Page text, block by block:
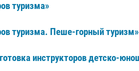
туризма»
туризма. Пеше-горный туризм»
инструкторов детско-